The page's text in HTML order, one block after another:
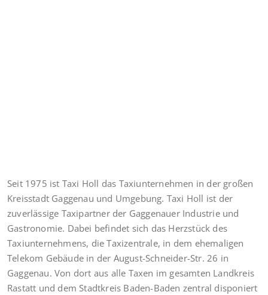
Seit 1975 ist Taxi Holl das Taxiunternehmen in der großen
Kreisstadt Gaggenau und Umgebung. Taxi Holl ist der
zuverlässige Taxipartner der Gaggenauer Industrie und
Gastronomie. Dabei befindet sich das Herzstück des
Taxiunternehmens, die Taxizentrale, in dem ehemaligen
Telekom Gebäude in der August-Schneider-Str. 26 in
Gaggenau. Von dort aus alle Taxen im gesamten Landkreis
Rastatt und dem Stadtkreis Baden-Baden zentral disponiert